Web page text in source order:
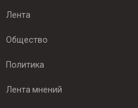
Лента
Общество
Политика
Лента мнений